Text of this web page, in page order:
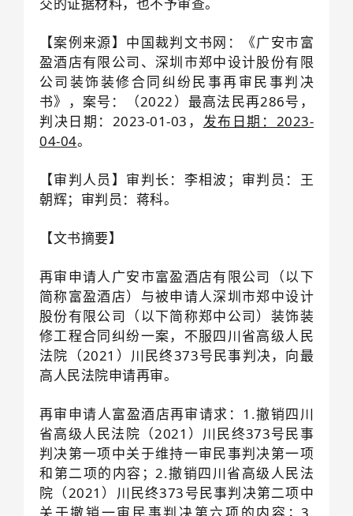
【案例来源】中国裁判文书网：《广安市富
盈酒店有限公司、深圳市郑中设计股份有限
公司装饰装修合同纠纷民事再审民事判决
书》， 案号：（2022）最高法民再286号，
判决日期：2023-01-03， 发布日期：2023-
04-04。
【审判人员】审判长：李相波； 审判员：王
朝辉；审判员：蒋科。
【文书摘要】
再审申请人广安市富盈酒店有限公司（以下
简称富盈酒店）与被申请人深圳市郑中设计
股份有限公司（以下简称郑中公司）装饰装
修工程合同纠纷一案，不服四川省高级人民
法院（2021）川民终373号民事判决，向最
高人民法院申请再审。
再审申请人富盈酒店再审请求：1.撤销四川
省高级人民法院（2021）川民终373号民事
判决第一项中关于维持一审民事判决第一项
和第二项的内容；2.撤销四川省高级人民法
院（2021）川民终373号民事判决第二项中
关于撤销一审民事判决第六项的内容；3.